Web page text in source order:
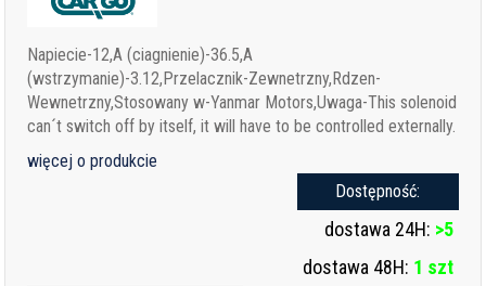
Napiecie-12,A (ciagnienie)-36.5,A
(wstrzymanie)-3.12,Przelacznik-Zewnetrzny,Rdzen-
Wewnetrzny,Stosowany w-Yanmar Motors,Uwaga-This solenoid
can´t switch off by itself, it will have to be controlled externally.
więcej o produkcie
Dostępność:
dostawa 24H: >5
dostawa 48H: 1 szt